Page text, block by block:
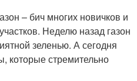
– бич многих новичков и
Неделю назад газон
зеленью. А сегодня
которые стремительно